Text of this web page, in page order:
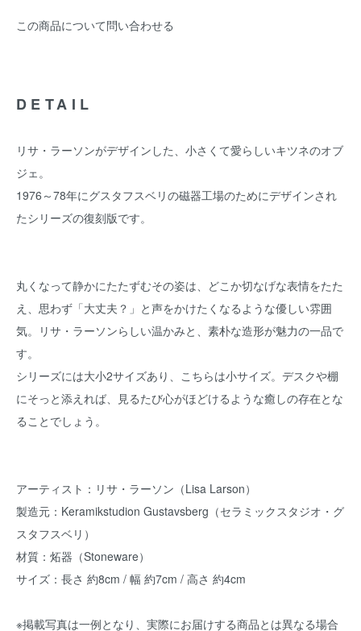
この商品について問い合わせる
DETAIL
リサ・ラーソンがデザインした、小さくて愛らしいキツネのオブ
ジェ。
1976～78年にグスタフスベリの磁器工場のためにデザインされ
たシリーズの復刻版です。
丸くなって静かにたたずむその姿は、どこか切なげな表情をたた
え、思わず「大丈夫？」と声をかけたくなるような優しい雰囲
気。リサ・ラーソンらしい温かみと、素朴な造形が魅力の一品で
す。
シリーズには大小2サイズあり、こちらは小サイズ。デスクや棚
にそっと添えれば、見るたび心がほどけるような癒しの存在とな
ることでしょう。
アーティスト：リサ・ラーソン（Lisa Larson）
製造元：Keramikstudion Gustavsberg（セラミックスタジオ・グ
スタフスベリ）
材質：炻器（Stoneware）
サイズ：長さ 約8cm / 幅 約7cm / 高さ 約4cm
※掲載写真は一例となり、実際にお届けする商品とは異なる場合